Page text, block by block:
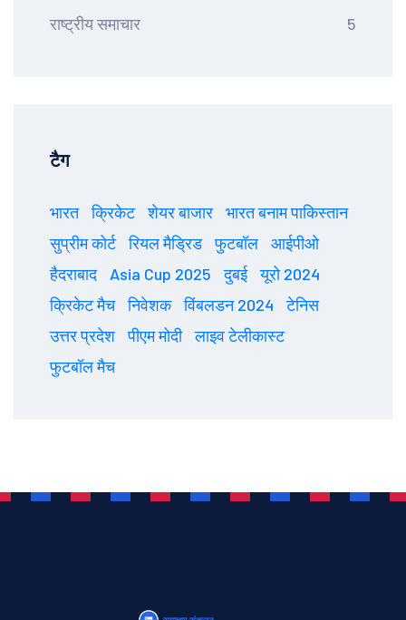
राष्ट्रीय समाचार 5
टैग
भारत क्रिकेट शेयर बाजार
भारत बनाम पाकिस्तान
सुप्रीम कोर्ट
रियल मैड्रिड फुटबॉल
आईपीओ
हैदराबाद
Asia Cup 2025 दुबई
यूरो 2024
क्रिकेट मैच
निवेशक विंबलडन 2024
टेनिस
उत्तर प्रदेश
पीएम मोदी
लाइव टेलीकास्ट
फुटबॉल मैच